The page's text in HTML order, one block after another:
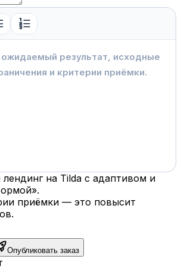
format_list_numbered
на Tilda с адаптивом и
приёмки — это повысит
Опубликовать заказ